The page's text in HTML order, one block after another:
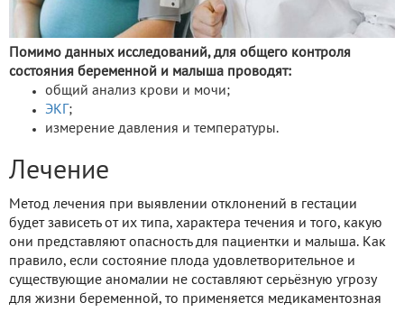
Помимо данных исследований, для общего контроля
состояния беременной и малыша проводят:
общий анализ крови и мочи;
ЭКГ ;
измерение давления и температуры.
Лечение
Метод лечения при выявлении отклонений в гестации
будет зависеть от их типа, характера течения и того, какую
они представляют опасность для пациентки и малыша. Как
правило, если состояние плода удовлетворительное и
существующие аномалии не составляют серьёзную угрозу
для жизни беременной, то применяется медикаментозная